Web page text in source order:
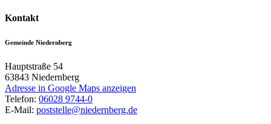
Kontakt
Gemeinde Niedernberg
Hauptstraße 54
63843 Niedernberg
Adresse in Google Maps anzeigen
Telefon: 06028 9744-0
E-Mail: poststelle@niedernberg.de